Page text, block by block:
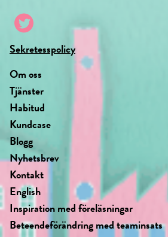
Sekretesspolicy
Om oss
Tjänster
Habitud
Kundcase
Blogg
Nyhetsbrev
Kontakt
English
Inspiration med föreläsningar
Beteendeförändring med teaminsats